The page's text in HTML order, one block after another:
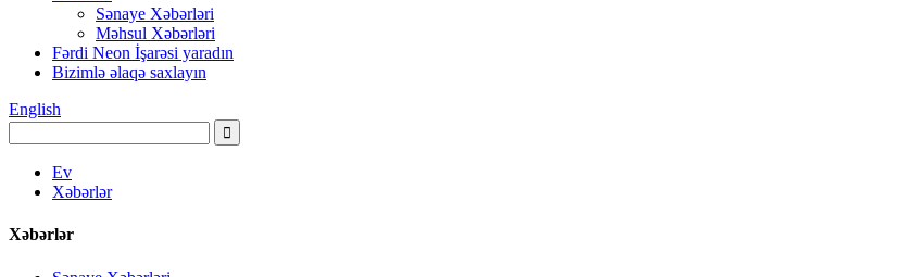
Sənaye Xəbərləri
Məhsul Xəbərləri
Fərdi Neon İşarəsi yaradın
Bizimlə əlaqə saxlayın
English
Ev
Xəbərlər
Xəbərlər